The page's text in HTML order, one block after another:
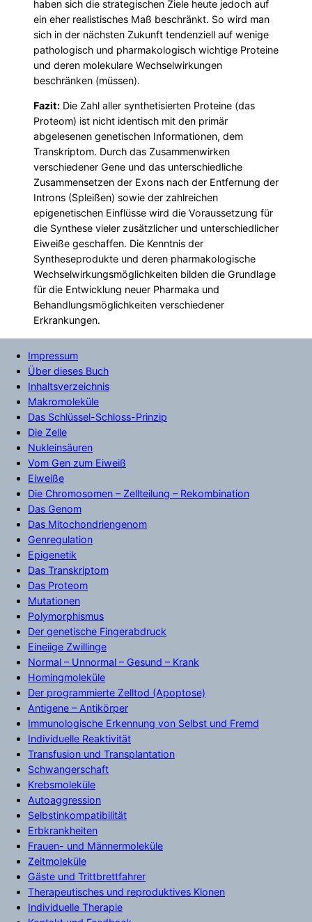
haben sich die strategischen Ziele heute jedoch auf
ein eher realistisches Maß beschränkt. So wird man
sich in der nächsten Zukunft tendenziell auf wenige
pathologisch und pharmakologisch wichtige Proteine
und deren molekulare Wechselwirkungen
beschränken (müssen).
Fazit: Die Zahl aller synthetisierten Proteine (das
Proteom) ist nicht identisch mit den primär
abgelesenen genetischen Informationen, dem
Transkriptom. Durch das Zusammenwirken
verschiedener Gene und das unterschiedliche
Zusammensetzen der Exons nach der Entfernung der
Introns (Spleißen) sowie der zahlreichen
epigenetischen Einflüsse wird die Voraussetzung für
die Synthese vieler zusätzlicher und unterschiedlicher
Eiweiße geschaffen. Die Kenntnis der
Syntheseprodukte und deren pharmakologische
Wechselwirkungsmöglichkeiten bilden die Grundlage
für die Entwicklung neuer Pharmaka und
Behandlungsmöglichkeiten verschiedener
Erkrankungen.
Impressum
Über dieses Buch
Inhaltsverzeichnis
Makromoleküle
Das Schlüssel-Schloss-Prinzip
Die Zelle
Nukleinsäuren
Vom Gen zum Eiweiß
Eiweiße
Die Chromosomen – Zellteilung – Rekombination
Das Genom
Das Mitochondriengenom
Genregulation
Epigenetik
Das Transkriptom
Das Proteom
Mutationen
Polymorphismus
Der genetische Fingerabdruck
Eineiige Zwillinge
Normal – Unnormal – Gesund – Krank
Homingmoleküle
Der programmierte Zelltod (Apoptose)
Antigene – Antikörper
Immunologische Erkennung von Selbst und Fremd
Individuelle Reaktivität
Transfusion und Transplantation
Schwangerschaft
Krebsmoleküle
Autoaggression
Selbstinkompatibilität
Erbkrankheiten
Frauen- und Männermoleküle
Zeitmoleküle
Gäste und Trittbrettfahrer
Therapeutisches und reproduktives Klonen
Individuelle Therapie